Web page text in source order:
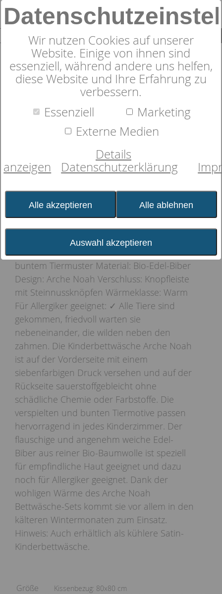
0
Edel-Biber-Kinderbettwäsche
Arche Noah
Bio-Kinderbettwäsche aus Edel-Biber mit
buntem Tiermuster Material: Bio-Edel-Biber
Design: Arche Noah Verschluss: Knopfleiste
mit Steinnussknöpfen Wärmeklasse: Warm
Für Allergiker geeignet: ✓ Alle Tiere sind
gekommen, friedvoll warten sie
nebeneinander, die wilden neben den
zahmen. Die Kinderbettwäsche Arche Noah
ist auf der Vorderseite mit einem
siebenfarbigen Druck versehen und auf der
Rückseite sauerstoffgebleicht ohne
schädliche Chemie oder Farbstoffe. Die
verspielten und bunten Tiermotive passen
hervorragend in jedes Kinderzimmer. Der
flauschige und angenehm weiche Edel-
Biber aus reiner Bio-Baumwolle ist speziell
für empfindliche Haut geeignet und dazu
noch für Allergiker geeignet. Dank der
wohligen Wärme des Arche Noah
Bettwäsche-Sets kommt sie vor allem in den
kälteren Wintermonaten zum Einsatz.
Hinweis: Auch erhältlich als kühlere Satin-
Kinderbettwäsche.
Größe Kissenbezug: 80x80 cm
Wir nutzen Cookies auf unserer
Website. Einige von ihnen sind
essenziell, während andere uns helfen,
diese Website und Ihre Erfahrung zu
verbessern.
Essenziell
Marketing
Externe Medien
Details
anzeigen
Datenschutzerklärung
Alle akzeptieren Alle ablehnen
Auswahl akzeptieren